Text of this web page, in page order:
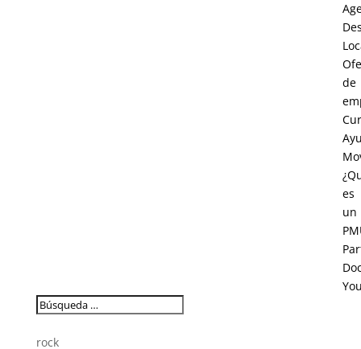
de
es
un
rock